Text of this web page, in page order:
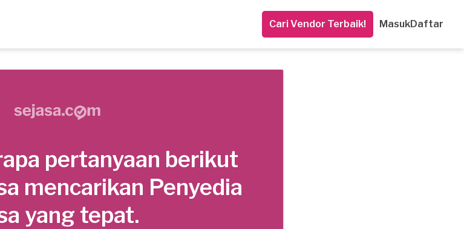
Cari Vendor Terbaik! MasukDaftar
pertanyaan berikut
mencarikan Penyedia
yang tepat.